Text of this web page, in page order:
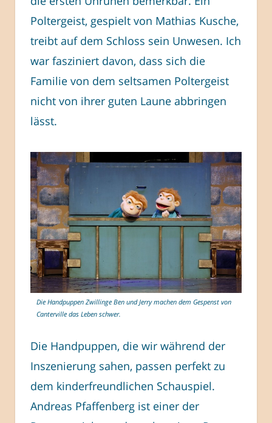
Poltergeist, gespielt von Mathias Kusche,
treibt auf dem Schloss sein Unwesen. Ich
war fasziniert davon, dass sich die
Familie von dem seltsamen Poltergeist
nicht von ihrer guten Laune abbringen
lässt.
Die Handpuppen Zwillinge Ben und Jerry machen dem Gespenst von
Canterville das Leben schwer.
Die Handpuppen, die wir während der
Inszenierung sahen, passen perfekt zu
dem kinderfreundlichen Schauspiel.
Andreas Pfaffenberg ist einer der